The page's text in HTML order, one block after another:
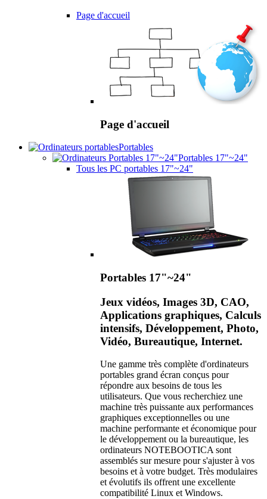
Page d'accueil
Page d'accueil
Portables
Portables 17"~24"
Tous les PC portables 17"~24"
Portables 17"~24"
Jeux vidéos, Images 3D, CAO,
Applications graphiques, Calculs
intensifs, Développement, Photo,
Vidéo, Bureautique, Internet.
Une gamme très complète d'ordinateurs
portables grand écran conçus pour
répondre aux besoins de tous les
utilisateurs. Que vous recherchiez une
machine très puissante aux performances
graphiques exceptionnelles ou une
machine performante et économique pour
le développement ou la bureautique, les
ordinateurs NOTEBOOTICA sont
assemblés sur mesure pour s'ajuster à vos
besoins et à votre budget. Très modulaires
et évolutifs ils offrent une excellente
compatibilité Linux et Windows.